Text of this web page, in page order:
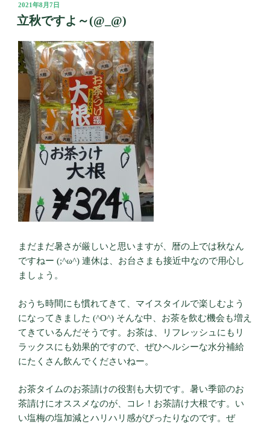
投
稿
日:
2021年8月7日
立秋ですよ～(@_@)
まだまだ暑さが厳しいと思いますが、暦の上では秋なん
ですねー (;^ω^) 連休は、お台さまも接近中なので用心し
ましょう。
おうち時間にも慣れてきて、マイスタイルで楽しむよう
になってきました (^O^) そんな中、お茶を飲む機会も増え
てきているんだそうです。お茶は、リフレッシュにもリ
ラックスにも効果的ですので、ぜひヘルシーな水分補給
にたくさん飲んでくださいねー。
お茶タイムのお茶請けの役割も大切です。暑い季節のお
茶請けにオススメなのが、コレ！お茶請け大根です。い
い塩梅の塩加減とハリハリ感がぴったりなのです。ぜ